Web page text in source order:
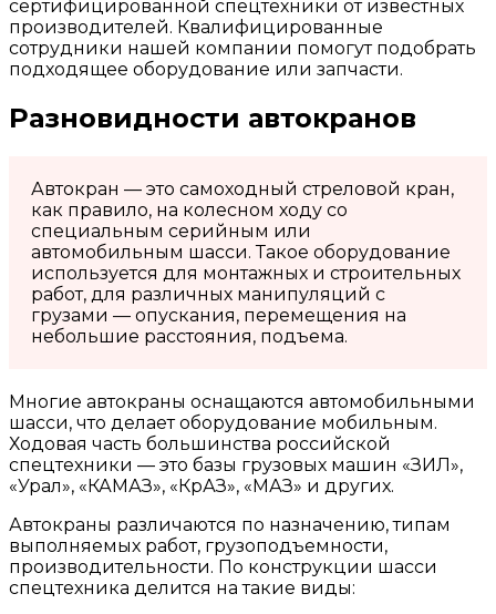
сертифицированной спецтехники от известных
производителей. Квалифицированные
сотрудники нашей компании помогут подобрать
подходящее оборудование или запчасти.
Разновидности автокранов
Автокран — это самоходный стреловой кран,
как правило, на колесном ходу со
специальным серийным или
автомобильным шасси. Такое оборудование
используется для монтажных и строительных
работ, для различных манипуляций с
грузами — опускания, перемещения на
небольшие расстояния, подъема.
Многие автокраны оснащаются автомобильными
шасси, что делает оборудование мобильным.
Ходовая часть большинства российской
спецтехники — это базы грузовых машин «ЗИЛ»,
«Урал», «КАМАЗ», «КрАЗ», «МАЗ» и других.
Автокраны различаются по назначению, типам
выполняемых работ, грузоподъемности,
производительности. По конструкции шасси
спецтехника делится на такие виды: